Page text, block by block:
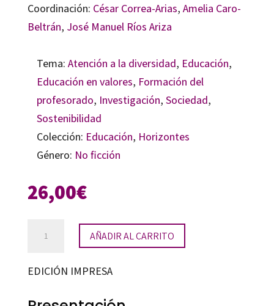
Coordinación: César Correa-Arias, Amelia Caro-
Beltrán, José Manuel Ríos Ariza
Tema: Atención a la diversidad, Educación,
Educación en valores, Formación del
profesorado, Investigación, Sociedad,
Sostenibilidad
Colección: Educación, Horizontes
Género: No ficción
26,00€
Sostenibilidad
socioambiental
ética
AÑADIR AL CARRITO
EDICIÓN IMPRESA